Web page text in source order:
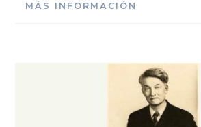
MÁS INFORMACIÓN